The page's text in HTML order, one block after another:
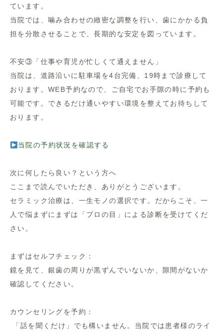
ています。
当院では、噛み合わせの緻密な調整を行い、歯にかかる負
担を分散させることで、長期的な安定を図っています。
不安③「仕事や育児が忙しくて通えません」
当院は、道路沿いに駐車場を4台完備、19時まで診療して
おります。WEB予約なので、ご自宅でお手隙の時に予約も
可能です。できるだけ通いやすい環境を整えてお待ちして
おります。
当院の予約状況を確認する
次に何したら良い？という方へ
ここまで読んでいただき、ありがとうございます。
セラミック治療は、一生モノの選択です。だからこそ、一
人で悩まずにまずは「プロの目」による診断を受けてくだ
さい。
まずはセルフチェック：
鏡を見て、銀歯の周りが黒ずんでいないか、隙間がないか
確認してください。
カウンセリングを予約：
「話を聞くだけ」でも構いません。当院では患者様のライ